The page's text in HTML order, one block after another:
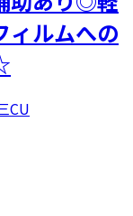
ルムへの
CU